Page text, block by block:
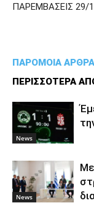
ΠΑΡΕΜΒΑΣΕΙΣ 29/
ΠΑΡΟΜΟΙΑ ΑΡΘΡΑ
ΠΕΡΙΣΣΟΤΕΡΑ
News
News